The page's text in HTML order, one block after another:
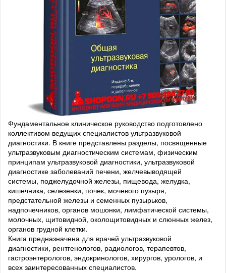
Фундаментальное клиническое руководство подготовлено
коллективом ведущих специалистов ультразвуковой
диагностики. В книге представлены разделы, посвященные
ультразвуковым диагностическим системам, физическим
принципам ультразвуковой диагностики, ультразвуковой
диагностике заболеваний печени, желчевыводящей
системы, поджелудочной железы, пищевода, желудка,
кишечника, селезенки, почек, мочевого пузыря,
предстательной железы и семенных пузырьков,
надпочечников, органов мошонки, лимфатической системы,
молочных, щитовидной, околощитовидных и слюнных желез,
органов грудной клетки.
Книга предназначена для врачей ультразвуковой
диагностики, рентгенологов, радиологов, терапевтов,
гастроэнтерологов, эндокринологов, хирургов, урологов, и
всех заинтересованных специалистов.